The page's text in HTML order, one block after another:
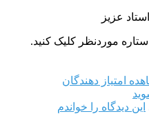
عزیز
موردنظر کلیک کنید.
امتیاز دهندگان
این دیدگاه را خواندم